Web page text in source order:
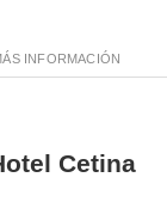
INFORMACIÓN
Cetina